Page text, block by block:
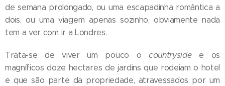
de semana prolongado, ou uma escapadinha romântica a
dois, ou uma viagem apenas sozinho, obviamente nada
tem a ver com ir a Londres.
Trata-se de viver um pouco ocountrysidee os
magníficos doze hectares de jardins que rodeiam o hotel
e que são parte da propriedade, atravessados por um